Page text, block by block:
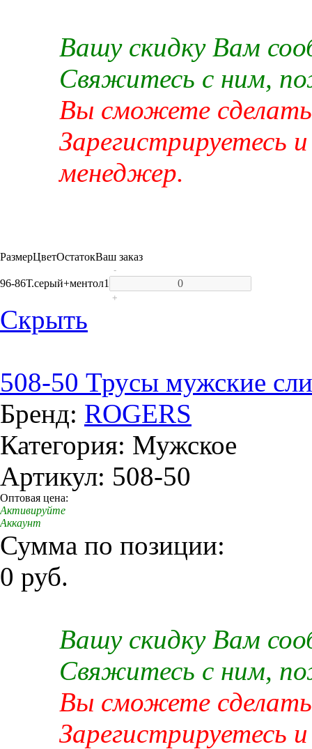
Вашу скидку Вам
Свяжитесь с ним,
Вы сможете сделать
Зарегистрируетесь
менеджер.
РазмерЦветОстатокВаш заказ
96-86Т.серый+ментол1
-
+
Скрыть
508-50 Трусы мужские
Бренд: ROGERS
Категория: Мужское
Артикул: 508-50
Оптовая цена:
Активируйте
Аккаунт
Сумма по позиции:
0 руб.
Вашу скидку Вам
Свяжитесь с ним,
Вы сможете сделать
Зарегистрируетесь